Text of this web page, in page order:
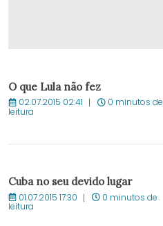
O que Lula não fez
02.07.2015 02:41 0 minutos de
leitura
Cuba no seu devido lugar
01.07.2015 17:30 0 minutos de
leitura